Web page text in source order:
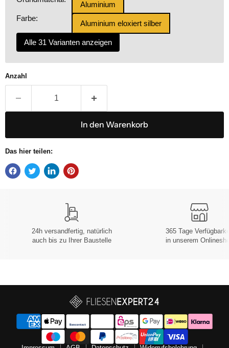
Aluminium
Farbe:
Aluminium eloxiert silber
Alle 31 Varianten anzeigen
Anzahl
In den Warenkorb
Das hier teilen:
24h versandfertig, natürlich
auch bis zu Ihrer Baustelle
365 Tage
in unserem